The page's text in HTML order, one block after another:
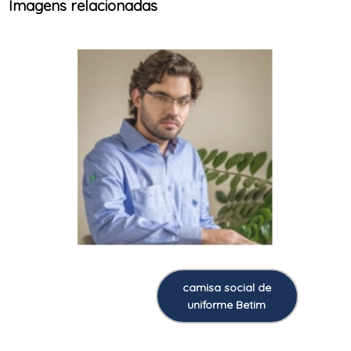
Imagens relacionadas
camisa social de
uniforme Betim